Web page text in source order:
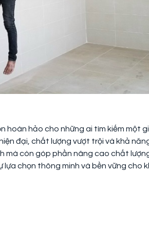
hoàn hảo cho những ai tìm kiếm một
đại, chất lượng vượt trội và khả
mà còn góp phần nâng cao chất
chọn thông minh và bền vững cho